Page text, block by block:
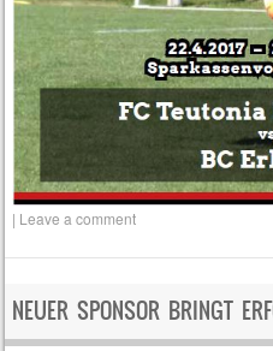
| Leave a comment
NEUER SPONSOR BRINGT